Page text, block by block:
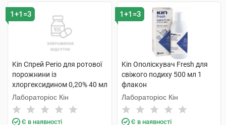
1+1=3
Kin Спрей Perio для ротової
порожнини із
хлоргексидином 0,20% 40 мл
1 флакон
Лабораторіос Кін
Є в наявності
1+1=3
Kin Ополіскувач Fresh для
свіжого подиху 500 мл 1
флакон
Лабораторіос Кін
Є в наявності